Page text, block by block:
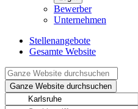
Bewerber
Unternehmen
Stellenangebote
Gesamte Website